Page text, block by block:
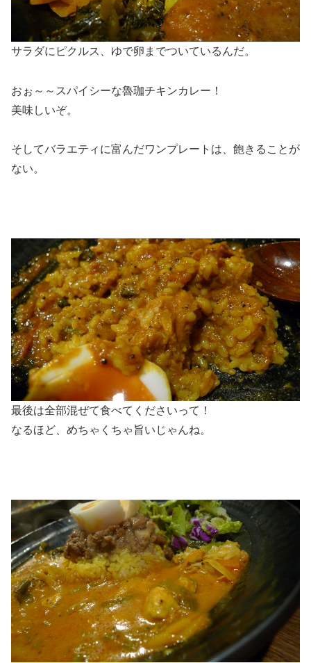
サラダにピクルス、ゆで卵までついているんだ。
おぉ～～スパイシーな魯珈チキンカレー！
美味しいぞ。
そしてバラエティに富んだワンプレートは、飽きることが
ない。
最後は全部混ぜて食べてくださいって！
なるほど、めちゃくちゃ旨いじゃんね。